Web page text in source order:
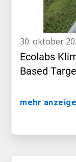
30. oktober
Ecolabs
Based
mehr